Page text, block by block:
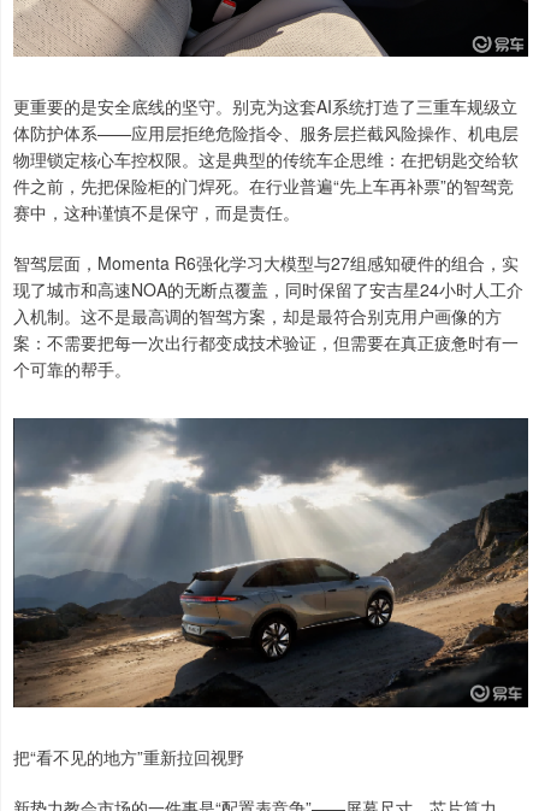
更重要的是安全底线的坚守。别克为这套AI系统打造了三重车规级立
体防护体系——应用层拒绝危险指令、服务层拦截风险操作、机电层
物理锁定核心车控权限。这是典型的传统车企思维：在把钥匙交给软
件之前，先把保险柜的门焊死。在行业普遍“先上车再补票”的智驾竞
赛中，这种谨慎不是保守，而是责任。
智驾层面，Momenta R6强化学习大模型与27组感知硬件的组合，实
现了城市和高速NOA的无断点覆盖，同时保留了安吉星24小时人工介
入机制。这不是最高调的智驾方案，却是最符合别克用户画像的方
案：不需要把每一次出行都变成技术验证，但需要在真正疲惫时有一
个可靠的帮手。
把“看不见的地方”重新拉回视野